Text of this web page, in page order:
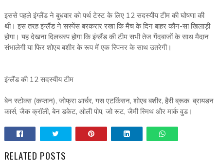
इससे पहले इंग्‍लैंड ने बुधवार को पर्थ टेस्‍ट के लिए 12 सदस्‍यीय टीम की घोषणा की
थी। इस तरह इंग्‍लैंड ने सस्‍पेंस बरकरार रखा कि मैच के दिन बाहर कौन-सा खिलाड़ी
होगा। यह देखना दिलचस्‍प होगा कि इंग्‍लैंड की टीम सभी तेज गेंदबाजों के साथ मैदान
संभालेगी या फिर शोएब बशीर के रूप में एक स्पिनर के साथ उतरेगी।
इंग्‍लैंड की 12 सदस्‍यीय टीम
बेन स्‍टोक्‍स (कप्‍तान), जोफ्रा आर्चर, गस एटकिंसन, शोएब बशीर, हैरी ब्रूक, ब्रायडन
कार्स, जैक क्रॉली, बेन डकेट, ओली पोप, जो रूट, जैमी स्मिथ और मार्क वुड।
RELATED POSTS